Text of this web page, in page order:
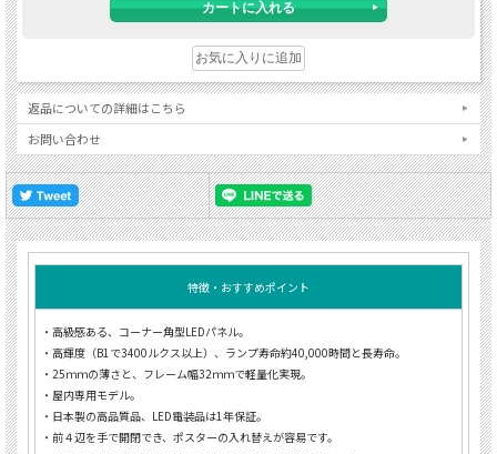
返品についての詳細はこちら
お問い合わせ
特徴・おすすめポイント
・高級感ある、コーナー角型LEDパネル。
・高輝度（B1で3400ルクス以上）、ランプ寿命約40,000時間と長寿命。
・25ｍｍの薄さと、フレーム幅32ｍｍで軽量化実現。
・屋内専用モデル。
・日本製の高品質品、LED電装品は1年保証。
・前４辺を手で開閉でき、ポスターの入れ替えが容易です。